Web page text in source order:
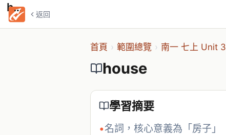
返回
house
首頁 › 範圍總覽 › 南一 七上 Unit 3
house
學習摘要
•名詞，核心意義為「房子」